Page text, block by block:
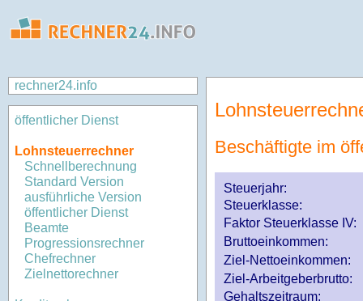
rechner24.info
öffentlicher Dienst
Lohnsteuerrechner
Schnellberechnung
Standard Version
ausführliche Version
öffentlicher Dienst
Beamte
Progressionsrechner
Chefrechner
Zielnettorechner
Beschäftigte im
Steuerjahr:
Steuerklasse:
Faktor Steuerklasse IV:
Bruttoeinkommen:
Ziel-Nettoeinkommen:
Ziel-Arbeitgeberbrutto:
Gehaltszeitraum: